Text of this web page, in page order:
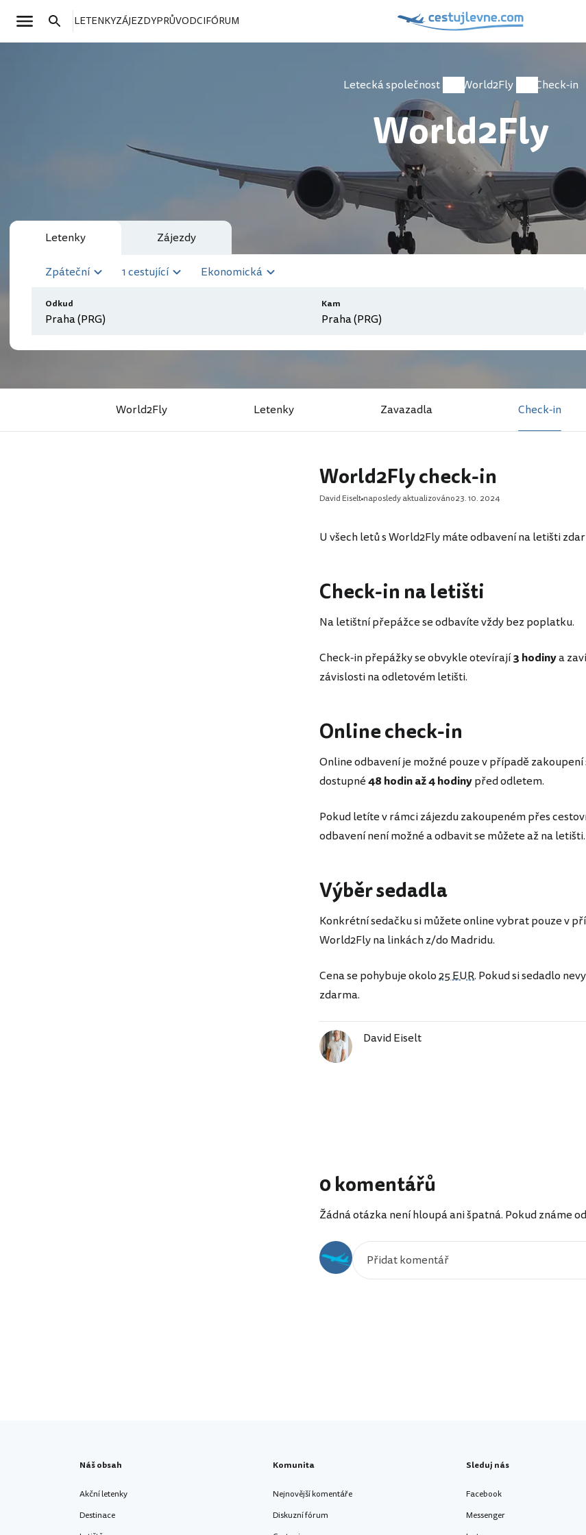
LETENKYZÁJEZDYPRŮVODCIFÓRUM
Letecká společnost World2Fly Check-in
World2Fly
Letenky Zájezdy
Zpáteční 1 cestující Ekonomická
Odkud Kam
World2Fly Letenky Zavazadla Check-in
World2Fly check-in
David Eiselt naposledy aktualizováno23. 10. 2024
U všech letů s World2Fly máte odbavení na letišti
Check-in na letišti
Na letištní přepážce se odbavíte vždy bez poplatku.
Check-in přepážky se obvykle otevírají3 hodinya
závislosti na odletovém letišti.
Online check-in
Online odbavení je možné pouze v případě
dostupné48 hodin až 4 hodinypřed odletem.
Pokud letíte v rámci zájezdu zakoupeném přes
odbavení není možné a odbavit se můžete až na letišti.
Výběr sedadla
Konkrétní sedačku si můžete online vybrat pouze v
World2Fly na linkách z/do Madridu.
Cena se pohybuje okolo25 EUR. Pokud si sedadlo
zdarma.
David Eiselt
0 komentářů
Žádná otázka není hloupá ani špatná. Pokud známe
Náš obsah
Akční letenky
Destinace
Komunita
Nejnovější komentáře
Diskuzní fórum
Sleduj nás
Facebook
Messenger